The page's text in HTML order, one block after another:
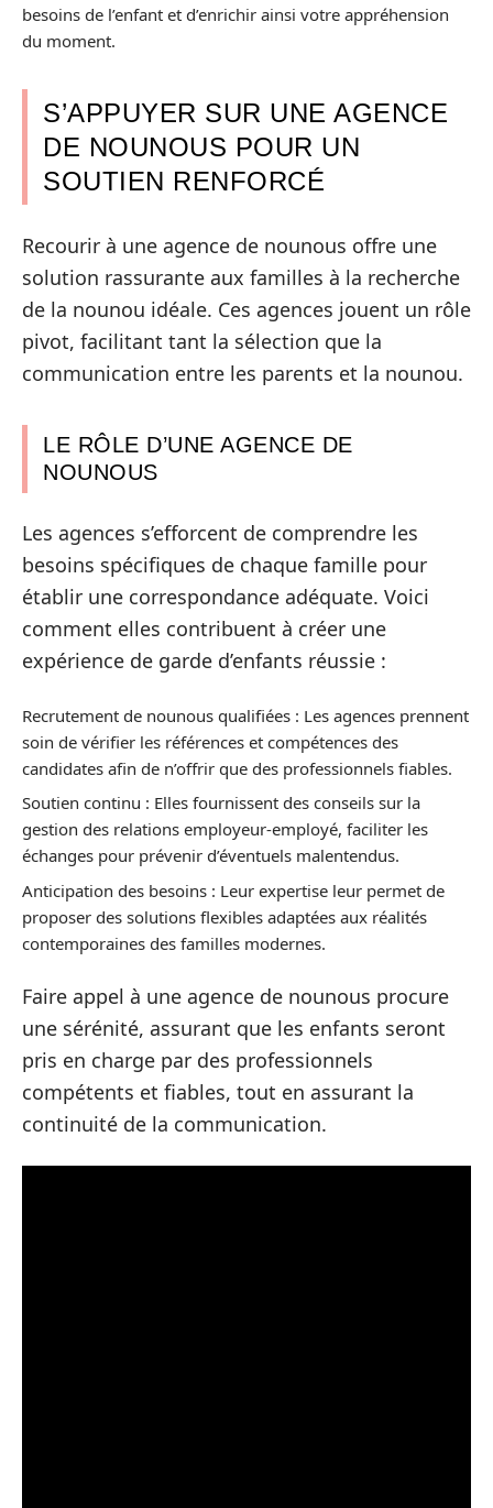
besoins de l’enfant et d’enrichir ainsi votre appréhension
du moment.
S’APPUYER SUR UNE AGENCE
DE NOUNOUS POUR UN
SOUTIEN RENFORCÉ
Recourir à une agence de nounous offre une
solution rassurante aux familles à la recherche
de la nounou idéale. Ces agences jouent un rôle
pivot, facilitant tant la sélection que la
communication entre les parents et la nounou.
LE RÔLE D’UNE AGENCE DE
NOUNOUS
Les agences s’efforcent de comprendre les
besoins spécifiques de chaque famille pour
établir une correspondance adéquate. Voici
comment elles contribuent à créer une
expérience de garde d’enfants réussie :
Recrutement de nounous qualifiées : Les agences prennent
soin de vérifier les références et compétences des
candidates afin de n’offrir que des professionnels fiables.
Soutien continu : Elles fournissent des conseils sur la
gestion des relations employeur-employé, faciliter les
échanges pour prévenir d’éventuels malentendus.
Anticipation des besoins : Leur expertise leur permet de
proposer des solutions flexibles adaptées aux réalités
contemporaines des familles modernes.
Faire appel à une agence de nounous procure
une sérénité, assurant que les enfants seront
pris en charge par des professionnels
compétents et fiables, tout en assurant la
continuité de la communication.